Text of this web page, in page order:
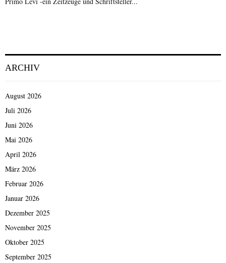
ARCHIV
August 2026
Juli 2026
Juni 2026
Mai 2026
April 2026
März 2026
Februar 2026
Januar 2026
Dezember 2025
November 2025
Oktober 2025
September 2025